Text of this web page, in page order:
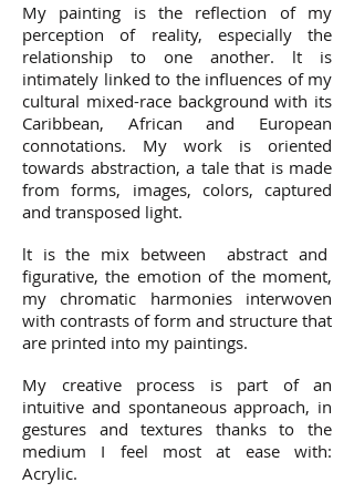
My painting is the reflection of my
perception of reality, especially the
relationship to one another. lt is
intimately linked to the influences of my
cultural mixed-race background with its
Caribbean, African and European
connotations. My work is oriented
towards abstraction, a tale that is made
from forms, images, colors, captured
and transposed light.
lt is the mix between abstract and
figurative, the emotion of the moment,
my chromatic harmonies interwoven
with contrasts of form and structure that
are printed into my paintings.
My creative process is part of an
intuitive and spontaneous approach, in
gestures and textures thanks to the
medium I feel most at ease with:
Acrylic.